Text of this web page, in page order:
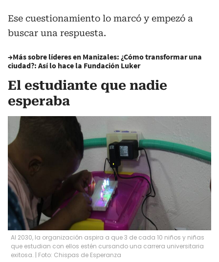
Ese cuestionamiento lo marcó y empezó a
buscar una respuesta.
→Más sobre líderes en Manizales: ¿Cómo transformar una
ciudad?: Así lo hace la Fundación Luker
El estudiante que nadie
esperaba
Al 2030, la organización aspira a que 3 de cada 10 niños y niñas
que estudian con ellos estén cursando una carrera universitaria
exitosa. | Foto: Chispas de Esperanza